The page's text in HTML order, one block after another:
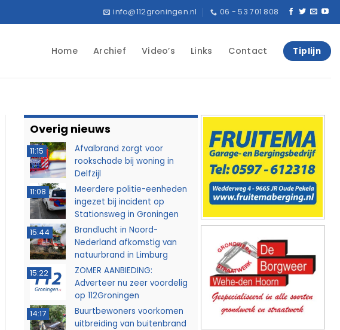
info@112groningen.nl 06 - 53 701 808
Home Archief Video’s Links Contact Tiplijn
Overig nieuws
11:15
Afvalbrand zorgt voor
rookschade bij woning in
Delfzijl
11:08
Meerdere politie-eenheden
ingezet bij incident op
Stationsweg in Groningen
15:44
Brandlucht in Noord-
Nederland afkomstig van
natuurbrand in Limburg
15:22
ZOMER AANBIEDING:
Adverteer nu zeer voordelig
op 112Groningen
14:17
Buurtbewoners voorkomen
uitbreiding van buitenbrand